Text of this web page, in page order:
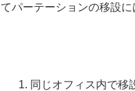
てパーテーションの移設
同じオフィス内で移